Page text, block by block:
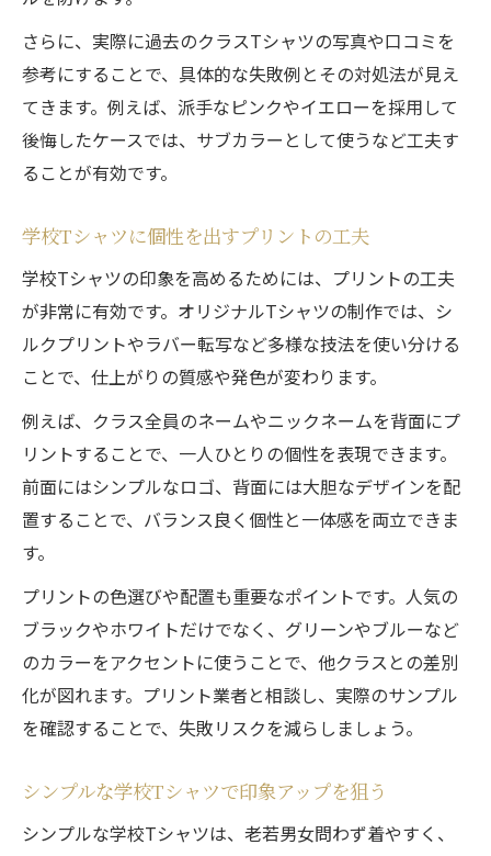
さらに、実際に過去のクラスTシャツの写真や口コミを
参考にすることで、具体的な失敗例とその対処法が見え
てきます。例えば、派手なピンクやイエローを採用して
後悔したケースでは、サブカラーとして使うなど工夫す
ることが有効です。
学校Tシャツに個性を出すプリントの工夫
学校Tシャツの印象を高めるためには、プリントの工夫
が非常に有効です。オリジナルTシャツの制作では、シ
ルクプリントやラバー転写など多様な技法を使い分ける
ことで、仕上がりの質感や発色が変わります。
例えば、クラス全員のネームやニックネームを背面にプ
リントすることで、一人ひとりの個性を表現できます。
前面にはシンプルなロゴ、背面には大胆なデザインを配
置することで、バランス良く個性と一体感を両立できま
す。
プリントの色選びや配置も重要なポイントです。人気の
ブラックやホワイトだけでなく、グリーンやブルーなど
のカラーをアクセントに使うことで、他クラスとの差別
化が図れます。プリント業者と相談し、実際のサンプル
を確認することで、失敗リスクを減らしましょう。
シンプルな学校Tシャツで印象アップを狙う
シンプルな学校Tシャツは、老若男女問わず着やすく、